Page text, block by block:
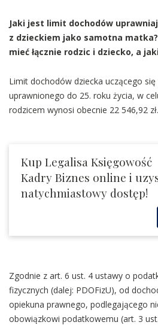
Jaki jest limit dochodów
z dzieckiem jako samotna
mieć łącznie rodzic i dziecko, a
Limit dochodów dziecka uczącego się
uprawnionego do 25. roku życia, w
rodzicem wynosi obecnie 22 546,92 zł.
Kup Legalisa Księgowość
Kadry Biznes online i
natychmiastowy dostęp!
Zgodnie z art. 6 ust. 4 ustawy o
fizycznych (dalej: PDOFizU), od
opiekuna prawnego, podlegającego
obowiązkowi podatkowemu (art. 3